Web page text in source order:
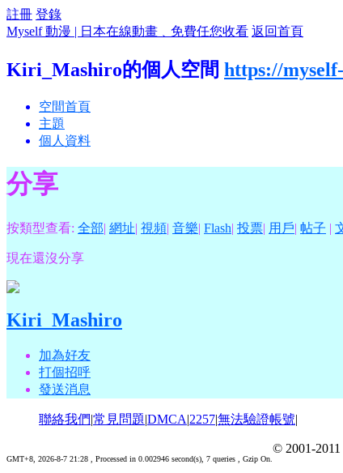
註冊 登錄
Myself 動漫 | 日本在線動畫﹑免費任您收看 返回首頁
Kiri_Mashiro的個人空間 https://
空間首頁
主題
個人資料
分享
按類型查看: 全部| 網址| 視頻| 音樂| Flash| 投票| 用戶| 帖子 |
現在還沒分享
Kiri_Mashiro
加為好友
打個招呼
發送消息
聯絡我們|常見問題|DMCA|2257|無法驗證帳號|
GMT+8, 2026-8-7 21:28 , Processed in 0.002946 second(s), 7 queries , Gzip On.
© 2001-2011